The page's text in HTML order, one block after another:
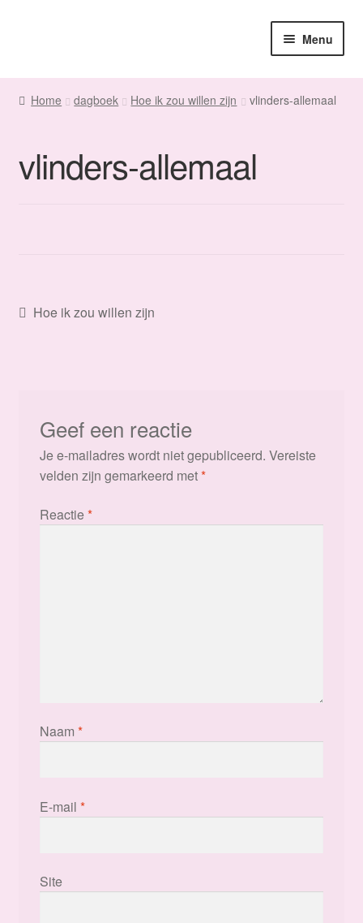
navigatie
inhoud
Menu
Home
Maatwerk
Home dagboek Hoe ik zou willen zijn vlinders-allemaal
vlinders-allemaal
Bericht
Vorig
Hoe ik zou willen zijn
Geef een reactie
Je e-mailadres wordt niet gepubliceerd. Vereiste
velden zijn gemarkeerd met*
Reactie*
Naam *
E-mail *
Site